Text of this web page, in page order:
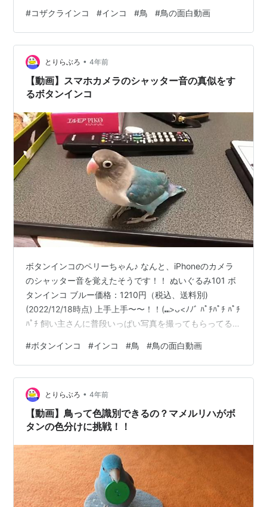
パーホルダーカバー オリジナルグッズ ことりカフェ心斎
橋 ことりスマイル 緑価格：1650円（税込、送料別)
(2022/12/18時点) 可愛えええええええwwwww ちょっと
この動画、ワタシ的に突っ込みたいところ満載なんです
けど！！(≧∀≦)笑 まず、扉…
#コザクラインコ #インコ #鳥 #鳥の面白動画
とりらぶろ • 4年前
【動画】スマホカメラのシャッター音の真似をす
るボタンインコ
ボタンインコのペリーちゃん♪ なんと、iPhoneのカメラ
のシャッター音を覚えたそうです！！ ぬいぐるみ101 ボ
タンインコ ブルー価格：1210円（税込、送料別)
(2022/12/18時点) 上手上手〜〜！！(⑉>ᴗ<ﾉﾉﾞ ﾊﾟﾁﾊﾟﾁ ﾊﾟﾁ
ﾊﾟﾁ 飼い主さんに普段いっぱい写真を撮ってもらってるん
て、自分の名前を何回も言ってるのも めっちゃ可愛い
www この動画で、ペリーちゃんが飼い主さんにとっても
愛されてる事がすごく伝わってきて、こちらまでとても
幸せな気持ちになります♡(*´ω`*) また、ペリーちゃんが
右へ行ったり左へ行ったり…
#ボタンインコ #インコ #鳥 #鳥の面白動画
とりらぶろ • 4年前
【動画】鳥って色識別できるの？マメルリハがボ
タンの色分けに挑戦！！